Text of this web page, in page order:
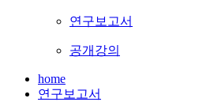
연구보고서
공개강의
home
연구보고서